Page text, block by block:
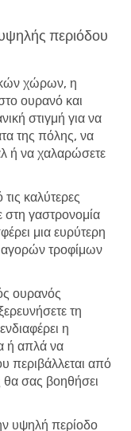
υψηλής περιόδου
χώρων, η
ουρανό και
στιγμή για να
της πόλης, να
ή να χαλαρώσετε
καλύτερες
στη γαστρονομία
μια ευρύτερη
αγορών τροφίμων
ουρανός
τη
η
ή απλά να
περιβάλλεται από
θα σας βοηθήσει
υψηλή περίοδο